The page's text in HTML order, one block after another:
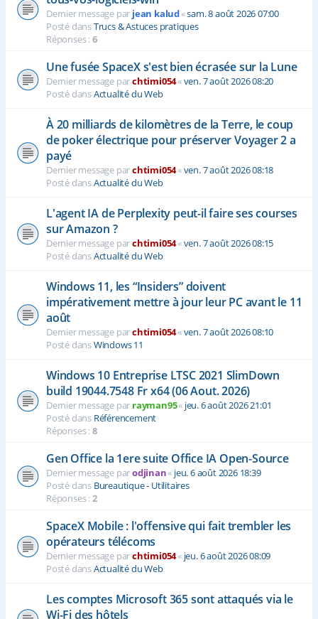
Dernier message par jean kalud«sam. 8 août 2026 07:00
Posté dansTrucs & Astuces pratiques
Réponses :6
Une fusée SpaceX s'est bien écrasée sur la Lune
Dernier message parchtimi054«ven. 7 août 2026 08:20
Posté dansActualité du Web
À 20 milliards de kilomètres de la Terre, le coup
de poker électrique pour préserver Voyager 2 a
payé
Dernier message parchtimi054«ven. 7 août 2026 08:18
Posté dansActualité du Web
L'agent IA de Perplexity peut-il faire ses courses
sur Amazon ?
Dernier message parchtimi054«ven. 7 août 2026 08:15
Posté dansActualité du Web
Windows 11, les “Insiders” doivent
impérativement mettre à jour leur PC avant le 11
août
Dernier message parchtimi054«ven. 7 août 2026 08:10
Posté dansWindows 11
Windows 10 Entreprise LTSC 2021 SlimDown
build 19044.7548 Fr x64 (06 Aout. 2026)
Dernier message par rayman95« jeu. 6 août 2026 21:01
Posté dans Référencement
Réponses :8
Gen Office la 1ere suite Office IA Open-Source
Dernier message parodjinan« jeu. 6 août 2026 18:39
Posté dans Bureautique - Utilitaires
Réponses :2
SpaceX Mobile : l'offensive qui fait trembler les
opérateurs télécoms
Dernier message parchtimi054« jeu. 6 août 2026 08:09
Posté dansActualité du Web
Les comptes Microsoft 365 sont attaqués via le
Wi-Fi des hôtels